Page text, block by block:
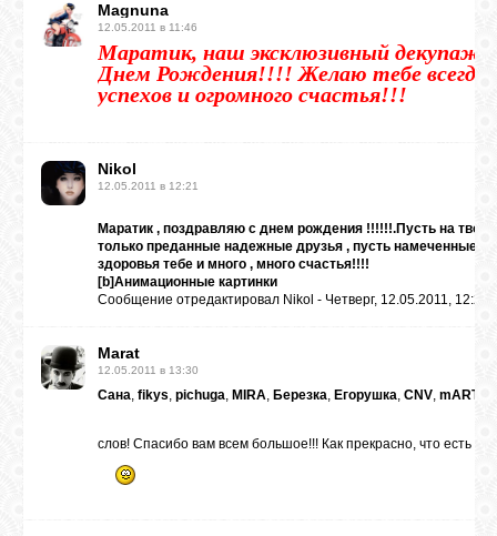
Magnuna
12.05.2011 в 11:46
Маратик, наш эксклюзивный
Днем Рождения!!!! Желаю тебе всегда
успехов и огромного счастья!!!
Nikol
12.05.2011 в 12:21
Маратик , поздравляю с днем рождения !!!!!!.Пусть на
только преданные надежные друзья , пусть намеченные
здоровья тебе и много , много счастья!!!!
[b]Анимационные картинки
Сообщение отредактировал Nikol - Четверг, 12.05.2011, 12:22
Marat
12.05.2011 в 13:30
Сана, fikys, pichuga, MIRA, Березка, Егорушка, CNV, mARTa
слов! Спасибо вам всем большое!!! Как прекрасно, что есть